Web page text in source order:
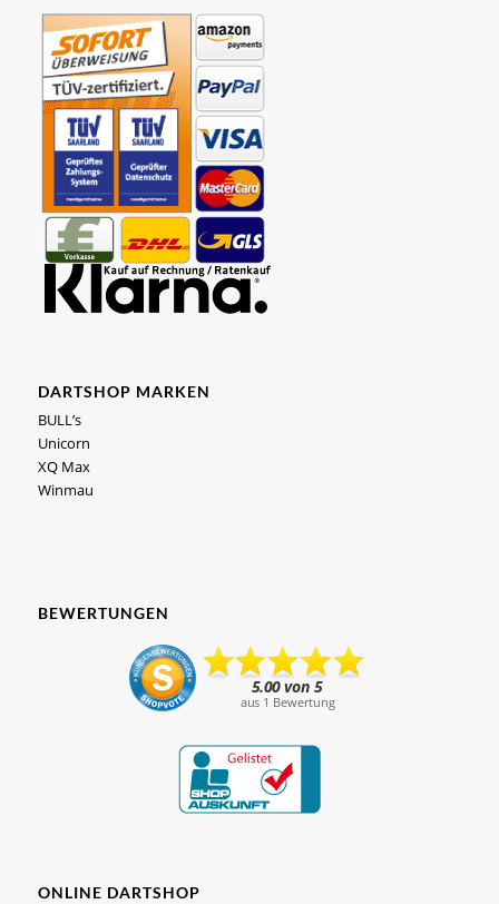
DARTSHOP MARKEN
BULL’s
Unicorn
XQ Max
Winmau
BEWERTUNGEN
ONLINE DARTSHOP